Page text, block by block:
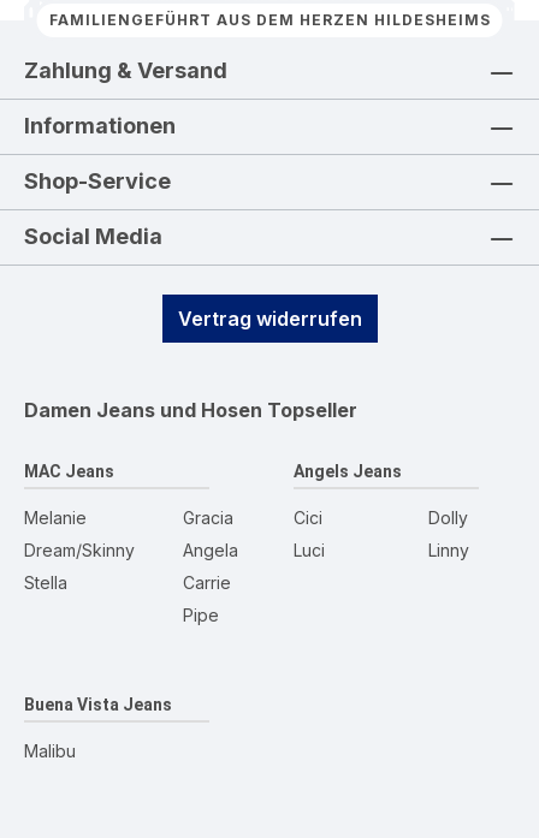
FAMILIENGEFÜHRT AUS DEM HERZEN HILDESHEIMS
Zahlung & Versand
Informationen
Shop-Service
Social Media
Vertrag widerrufen
Damen Jeans und Hosen Topseller
MAC Jeans
Melanie
Dream/Skinny
Stella
Gracia
Angela
Carrie
Pipe
Angels Jeans
Cici
Luci
Dolly
Linny
Buena Vista Jeans
Malibu